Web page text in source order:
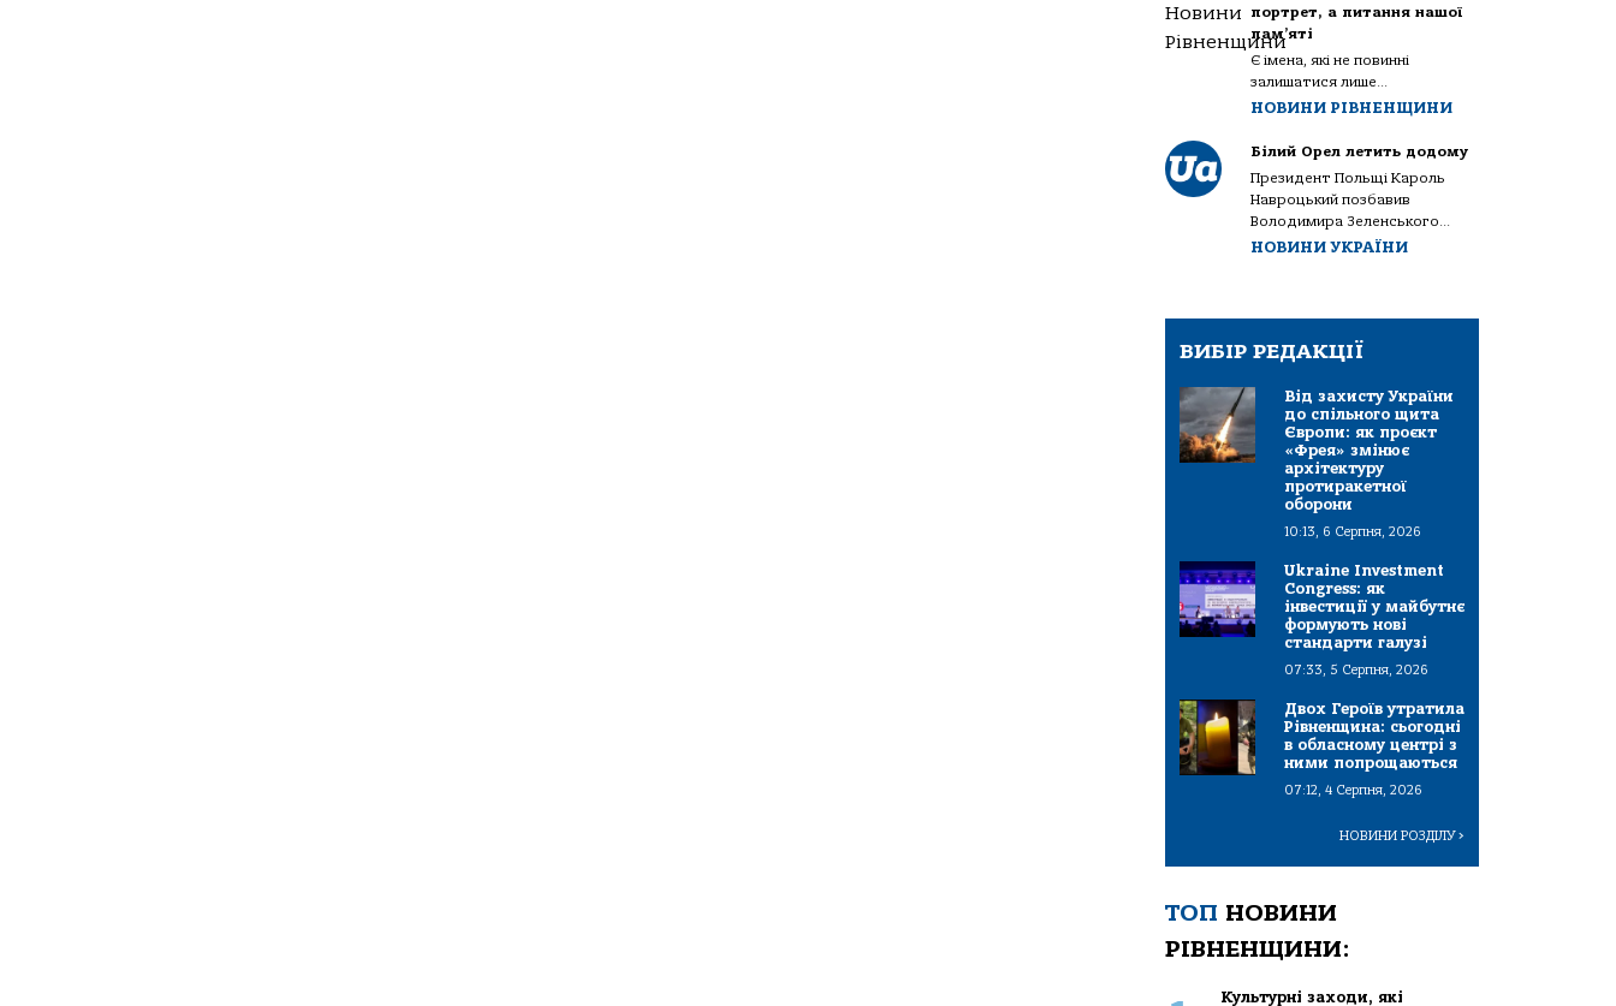
портрет, а питання нашої
пам’яті
Є імена, які не повинні
залишатися лише...
НОВИНИ РІВНЕНЩИНИ
Білий Орел летить додому
Президент Польщі Кароль
Навроцький позбавив
Володимира Зеленського...
НОВИНИ УКРАЇНИ
ВИБІР РЕДАКЦІЇ
Від захисту України
до спільного щита
Європи: як проєкт
«Фрея» змінює
архітектуру
протиракетної
оборони
10:13, 6 Серпня, 2026
Ukraine Investment
Congress: як
інвестиції у майбутнє
формують нові
стандарти галузі
07:33, 5 Серпня, 2026
Двох Героїв утратила
Рівненщина: сьогодні
в обласному центрі з
ними попрощаються
07:12, 4 Серпня, 2026
НОВИНИ РОЗДІЛУ>
ТОП НОВИНИ
РІВНЕНЩИНИ:
Культурні заходи, які